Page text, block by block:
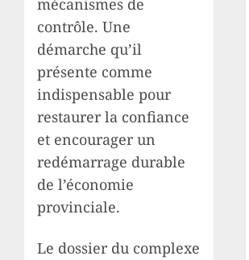
mécanismes de
contrôle. Une
démarche qu’il
présente comme
indispensable pour
restaurer la confiance
et encourager un
redémarrage durable
de l’économie
provinciale.
Le dossier du complexe